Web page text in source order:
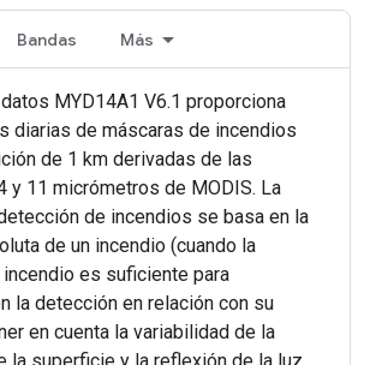
Bandas Más
MYD14A1 V6.1 proporciona
diarias de máscaras de incendios
de 1 km derivadas de las
y 11 micrómetros de MODIS. La
de incendios se basa en la
de un incendio (cuando la
es suficiente para
la detección en relación con su
en cuenta la variabilidad de la